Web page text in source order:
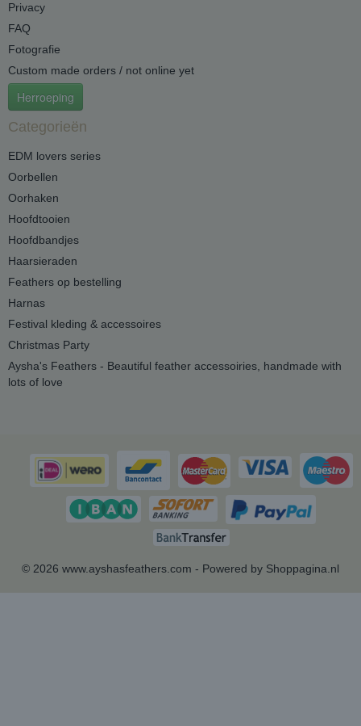
Privacy
FAQ
Fotografie
Custom made orders / not online yet
Herroeping
Categorieën
EDM lovers series
Oorbellen
Oorhaken
Hoofdtooien
Hoofdbandjes
Haarsieraden
Feathers op bestelling
Harnas
Festival kleding & accessoires
Christmas Party
Aysha's Feathers - Beautiful feather accessoiries, handmade with
lots of love
© 2026 www.ayshasfeathers.com - Powered by Shoppagina.nl